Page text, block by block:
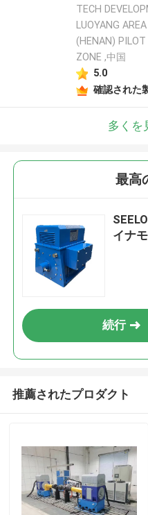
TECH
LUOYANG
(HENAN) PILOT
ZONE ,中国
5.0
確認された
多くを
最高
イナ
続行
推薦されたプロダクト